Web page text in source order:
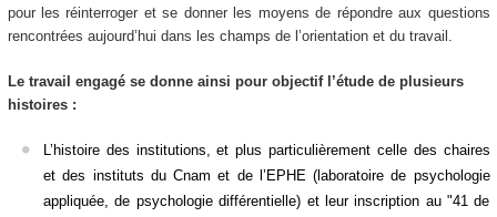
pour les réinterroger et se donner les moyens de répondre aux questions
rencontrées aujourd’hui dans les champs de l’orientation et du travail.
Le travail engagé se donne ainsi pour objectif l’étude de plusieurs
histoires :
L’histoire des institutions, et plus particulièrement celle des chaires
et des instituts du Cnam et de l’EPHE (laboratoire de psychologie
appliquée, de psychologie différentielle) et leur inscription au "41 de